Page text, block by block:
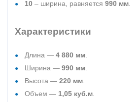
10 – ширина, равняется 990 мм
Характеристики
Длина — 4 880 мм
Ширина — 990 мм
Высота — 220 мм
Объем — 1,05 куб.м